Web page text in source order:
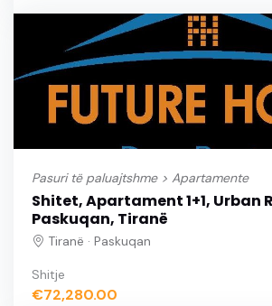
Pasuri të paluajtshme > Apartamente
Shitet, Apartament 1+1, Urban
Paskuqan, Tiranë
Tiranë · Paskuqan
Shitje
€72,280.00